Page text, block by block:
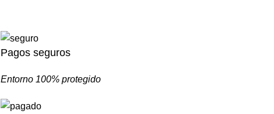
Pagos seguros
Entorno 100% protegido